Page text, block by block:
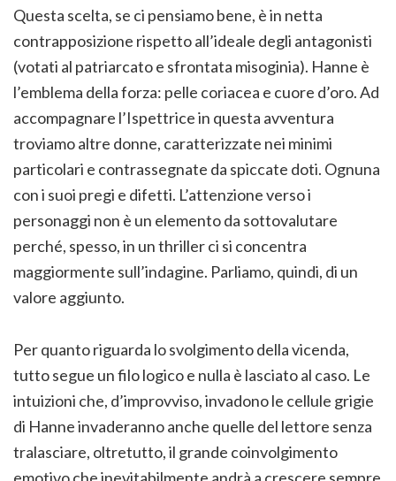
Questa scelta, se ci pensiamo bene, è in netta
contrapposizione rispetto all’ideale degli antagonisti
(votati al patriarcato e sfrontata misoginia). Hanne è
l’emblema della forza: pelle coriacea e cuore d’oro. Ad
accompagnare l’Ispettrice in questa avventura
troviamo altre donne, caratterizzate nei minimi
particolari e contrassegnate da spiccate doti. Ognuna
con i suoi pregi e difetti. L’attenzione verso i
personaggi non è un elemento da sottovalutare
perché, spesso, in un thriller ci si concentra
maggiormente sull’indagine. Parliamo, quindi, di un
valore aggiunto.
Per quanto riguarda lo svolgimento della vicenda,
tutto segue un filo logico e nulla è lasciato al caso. Le
intuizioni che, d’improvviso, invadono le cellule grigie
di Hanne invaderanno anche quelle del lettore senza
tralasciare, oltretutto, il grande coinvolgimento